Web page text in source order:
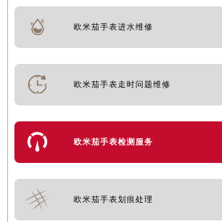
欧米茄手表进水维修
欧米茄手表走时问题维修
欧米茄手表检测服务
欧米茄手表划痕处理